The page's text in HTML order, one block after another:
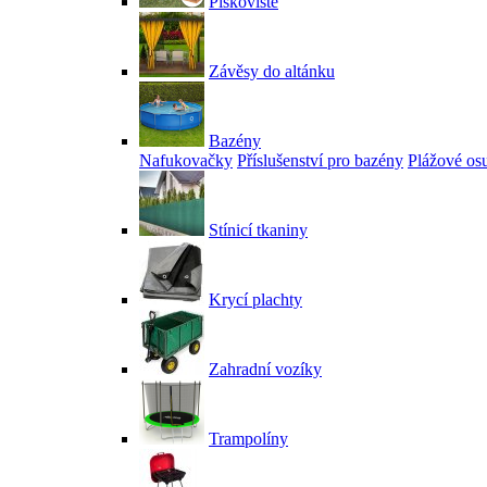
Závěsy do altánku
Bazény
Nafukovačky Příslušenství pro bazény Plážové
Stínicí tkaniny
Krycí plachty
Zahradní vozíky
Trampolíny